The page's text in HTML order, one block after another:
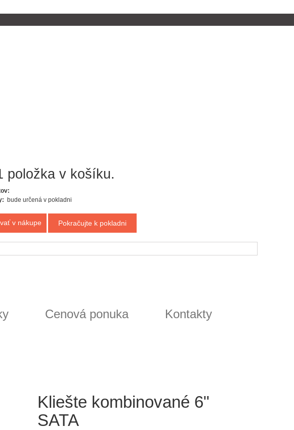
položka v košíku.
bude určená v pokladni
v nákupe Pokračujte k pokladni
Cenová ponuka Kontakty
Kliešte kombinované 6"
SATA